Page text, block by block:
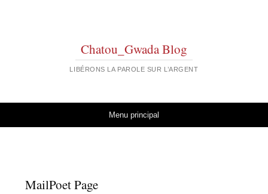
Chatou_Gwada Blog
LIBÉRONS LA PAROLE SUR L’ARGENT
Menu principal
MailPoet Page